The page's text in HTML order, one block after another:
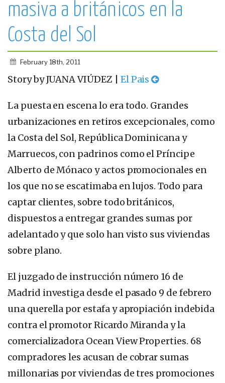
masiva a británicos en la
Costa del Sol
February 18th, 2011
Story by JUANA VIÚDEZ | El Pais
La puesta en escena lo era todo. Grandes
urbanizaciones en retiros excepcionales, como
la Costa del Sol, República Dominicana y
Marruecos, con padrinos como el Príncipe
Alberto de Mónaco y actos promocionales en
los que no se escatimaba en lujos. Todo para
captar clientes, sobre todo británicos,
dispuestos a entregar grandes sumas por
adelantado y que solo han visto sus viviendas
sobre plano.
El juzgado de instrucción número 16 de
Madrid investiga desde el pasado 9 de febrero
una querella por estafa y apropiación indebida
contra el promotor Ricardo Miranda y la
comercializadora Ocean View Properties. 68
compradores les acusan de cobrar sumas
millonarias por viviendas de tres promociones